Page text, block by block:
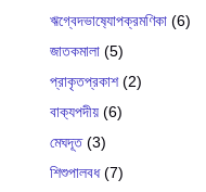
ঋগ্বেদভাষ‍্যোপক্রমণিকা (6)
জাতকমালা (5)
প্রাকৃতপ্রকাশ(2)
বাক‍্যপদীয় (6)
মেঘদূত(3)
শিশুপালবধ(7)